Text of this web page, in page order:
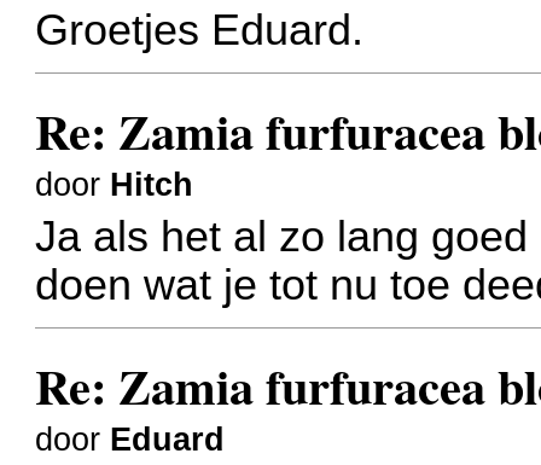
Groetjes Eduard.
Re: Zamia furfuracea
door Hitch
Ja als het al zo lang
doen wat je tot nu toe
Re: Zamia furfuracea
door Eduard